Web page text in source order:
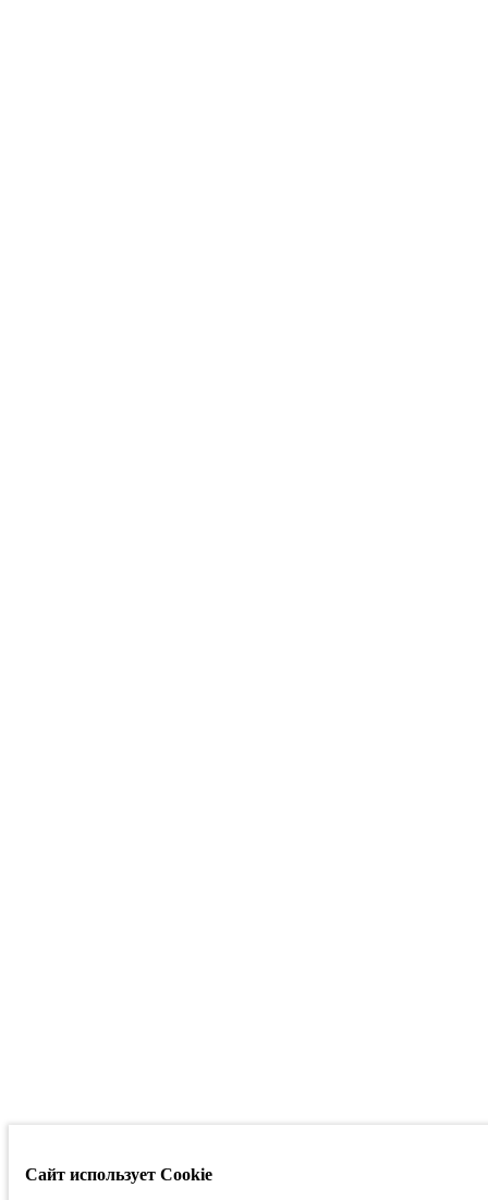
Сайт использует Cookie